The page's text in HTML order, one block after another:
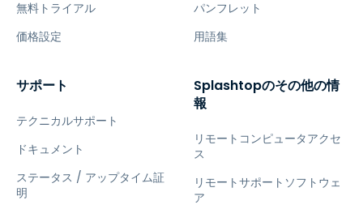
無料トライアル
価格設定
パンフレット
用語集
サポート
テクニカルサポート
ドキュメント
ステータス / アップタイム証
明
Splashtopのその他の情
報
リモートコンピュータアクセ
ス
リモートサポートソフトウェ
ア